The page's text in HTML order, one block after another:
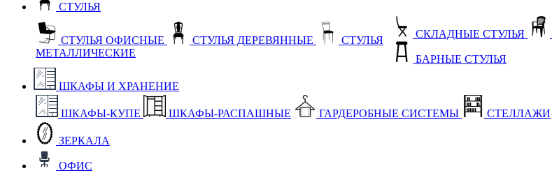
СТУЛЬЯ
СТУЛЬЯ ОФИСНЫЕ СТУЛЬЯ ДЕРЕВЯННЫЕ
СТУЛЬЯ
МЕТАЛЛИЧЕСКИЕ
СКЛАДНЫЕ СТУЛЬЯ
БАРНЫЕ СТУЛЬЯ
ШКАФЫ И ХРАНЕНИЕ
ШКАФЫ-КУПЕ ШКАФЫ-РАСПАШНЫЕ ГАРДЕРОБНЫЕ СИСТЕМЫ СТЕЛЛАЖИ
ЗЕРКАЛА
ОФИС